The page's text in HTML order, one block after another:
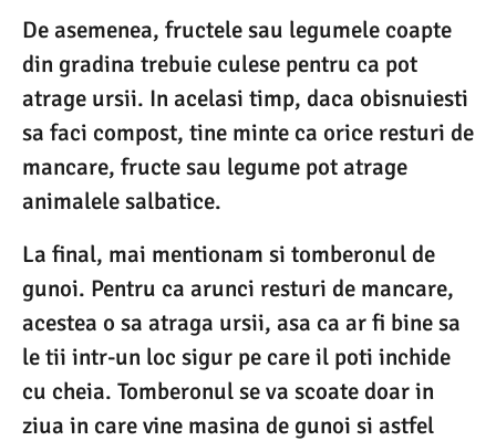
De asemenea, fructele sau legumele coapte
din gradina trebuie culese pentru ca pot
atrage ursii. In acelasi timp, daca obisnuiesti
sa faci compost, tine minte ca orice resturi de
mancare, fructe sau legume pot atrage
animalele salbatice.
La final, mai mentionam si tomberonul de
gunoi. Pentru ca arunci resturi de mancare,
acestea o sa atraga ursii, asa ca ar fi bine sa
le tii intr-un loc sigur pe care il poti inchide
cu cheia. Tomberonul se va scoate doar in
ziua in care vine masina de gunoi si astfel